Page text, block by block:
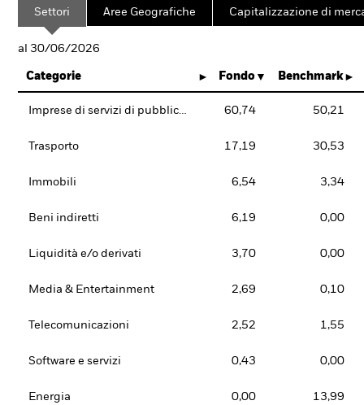
Settori Aree Geografiche Capitalizzazione di
al 30/06/2026
Categorie Fondo Benchmark
Imprese di servizi di pubblica utilità 60,74 50,21
Trasporto 17,19 30,53
Immobili 6,54 3,34
Beni indiretti 6,19 0,00
Liquidità e/o derivati 3,70 0,00
Media & Entertainment 2,69 0,10
Telecomunicazioni 2,52 1,55
Software e servizi 0,43 0,00
Energia 0,00 13,99